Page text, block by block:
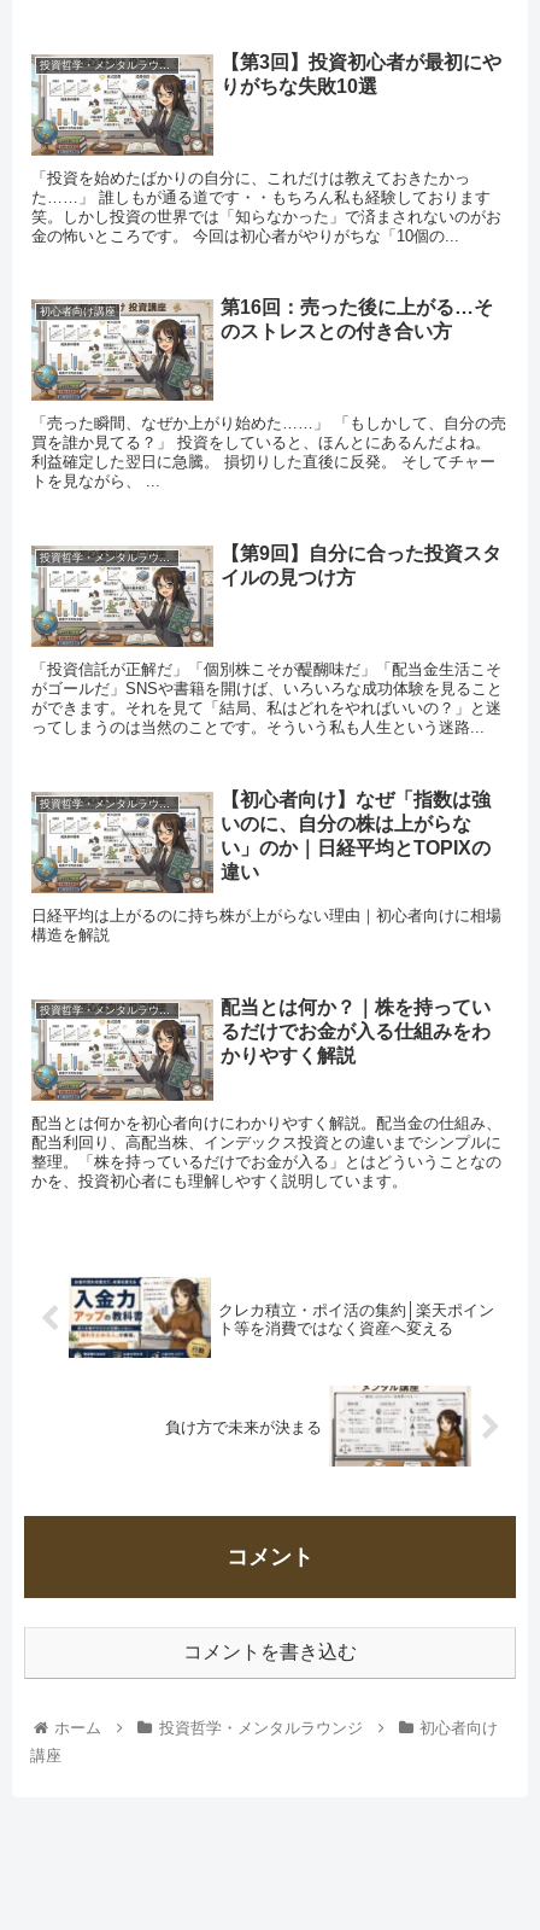
投資哲学・メンタルラウンジ
【第3回】投資初心者が最初にや
りがちな失敗10選
「投資を始めたばかりの自分に、これだけは教えておきたかっ
た……」 誰しもが通る道です・・もちろん私も経験しております
笑。しかし投資の世界では「知らなかった」で済まされないのがお
金の怖いところです。 今回は初心者がやりがちな「10個の...
初心者向け講座
第16回：売った後に上がる…そ
のストレスとの付き合い方
「売った瞬間、なぜか上がり始めた……」 「もしかして、自分の売
買を誰か見てる？」 投資をしていると、ほんとにあるんだよね。
利益確定した翌日に急騰。 損切りした直後に反発。 そしてチャー
トを見ながら、 ...
投資哲学・メンタルラウンジ
【第9回】自分に合った投資スタ
イルの見つけ方
「投資信託が正解だ」「個別株こそが醍醐味だ」「配当金生活こそ
がゴールだ」SNSや書籍を開けば、いろいろな成功体験を見ること
ができます。それを見て「結局、私はどれをやればいいの？」と迷
ってしまうのは当然のことです。そういう私も人生という迷路...
投資哲学・メンタルラウンジ
【初心者向け】なぜ「指数は強
いのに、自分の株は上がらな
い」のか｜日経平均とTOPIXの
違い
日経平均は上がるのに持ち株が上がらない理由｜初心者向けに相場
構造を解説
投資哲学・メンタルラウンジ
配当とは何か？｜株を持ってい
るだけでお金が入る仕組みをわ
かりやすく解説
配当とは何かを初心者向けにわかりやすく解説。配当金の仕組み、
配当利回り、高配当株、インデックス投資との違いまでシンプルに
整理。「株を持っているだけでお金が入る」とはどういうことなの
かを、投資初心者にも理解しやすく説明しています。
クレカ積立・ポイ活の集約│楽天ポイン
ト等を消費ではなく資産へ変える
負け方で未来が決まる
コメント
コメントを書き込む
ホーム 投資哲学・メンタルラウンジ
初心者向け
講座